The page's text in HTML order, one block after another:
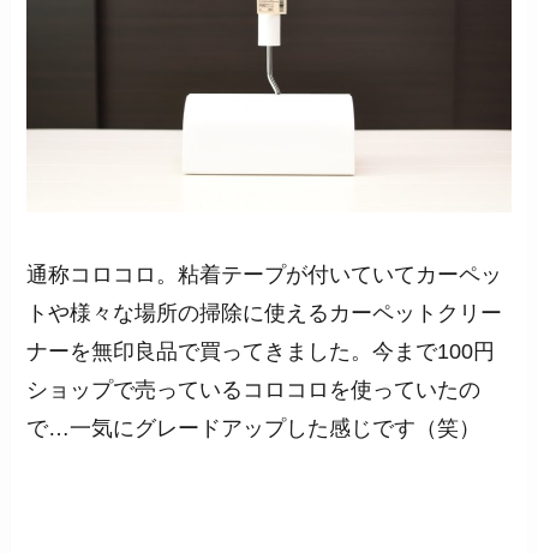
通称コロコロ。粘着テープが付いていてカーペッ
トや様々な場所の掃除に使えるカーペットクリー
ナーを無印良品で買ってきました。今まで100円
ショップで売っているコロコロを使っていたの
で…一気にグレードアップした感じです（笑）